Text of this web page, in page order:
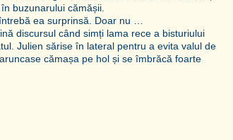
buzunarului cămășii.
ea surprinsă. Doar nu …
discursul când simți lama rece a bisturiului
Julien sărise în lateral pentru a evita valul de
cămașa pe hol și se îmbrăcă foarte